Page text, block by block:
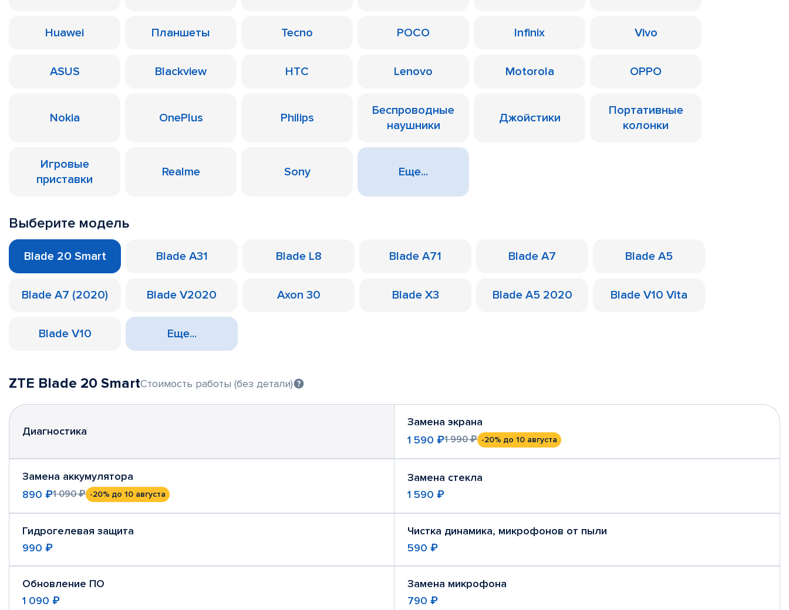
Huawei Планшеты Tecno POCO Infinix Vivo
ASUS Blackview HTC Lenovo Motorola OPPO
Nokia OnePlus Philips
Беспроводные
наушники
Джойстики
Портативные
колонки
Игровые
приставки
Realme Sony Еще...
Выберите модель
Blade 20 Smart Blade A31 Blade L8 Blade A71 Blade A7 Blade A5
Blade A7 (2020) Blade V2020 Axon 30 Blade X3 Blade A5 2020 Blade V10 Vita
Blade V10 Еще...
ZTE Blade 20 SmartСтоимость работы (без детали)
Диагностика
Замена экрана
1 590 ₽1 990 ₽ -20% до 10 августа
Замена аккумулятора
890 ₽1 090 ₽ -20% до 10 августа
Замена стекла
1 590 ₽
Гидрогелевая защита
990 ₽
Чистка динамика, микрофонов от пыли
590 ₽
Обновление ПО
1 090 ₽
Замена микрофона
790 ₽